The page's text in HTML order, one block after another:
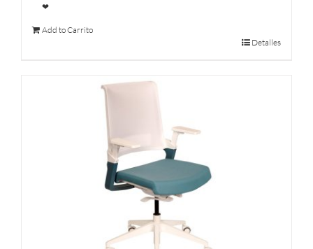
❤
Add to Carrito
Detalles